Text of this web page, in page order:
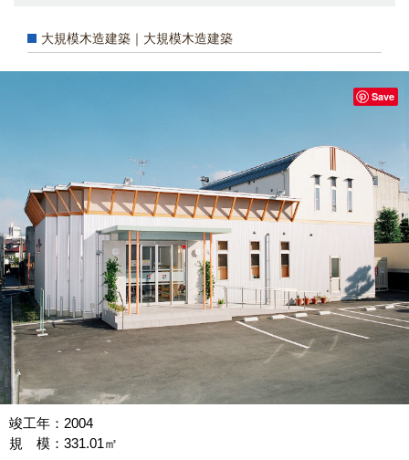
大規模木造建築｜大規模木造建築
竣工年：2004
規 模：331.01㎡
Save